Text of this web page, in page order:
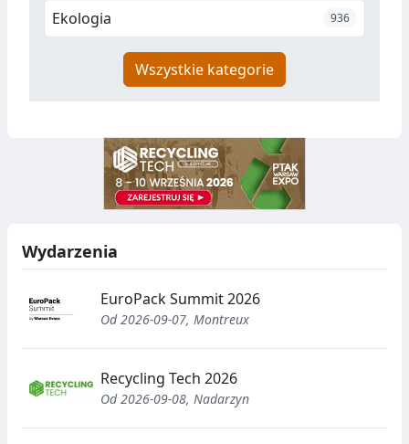
Ekologia 936
Wszystkie kategorie
Wydarzenia
EuroPack Summit 2026
Od 2026-09-07, Montreux
Recycling Tech 2026
Od 2026-09-08, Nadarzyn